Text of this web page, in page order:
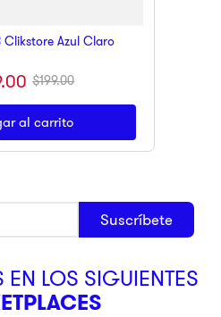
Clikstore Azul Claro
.00 $199.00
al carrito
Suscríbete
LOS SIGUIENTES